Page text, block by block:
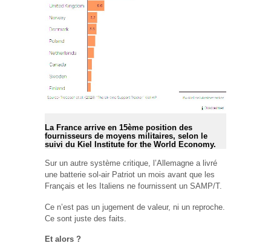
La France arrive en 15ème position des
fournisseurs de moyens militaires, selon le
suivi du Kiel Institute for the World Economy.
Sur un autre système critique, l’Allemagne a livré
une batterie sol-air Patriot un mois avant que les
Français et les Italiens ne fournissent un SAMP/T.
Ce n’est pas un jugement de valeur, ni un reproche.
Ce sont juste des faits.
Et alors ?